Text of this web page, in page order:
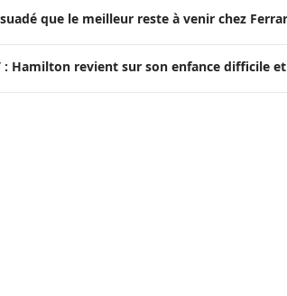
que le meilleur reste à venir chez
: Hamilton revient sur son enfance difficile